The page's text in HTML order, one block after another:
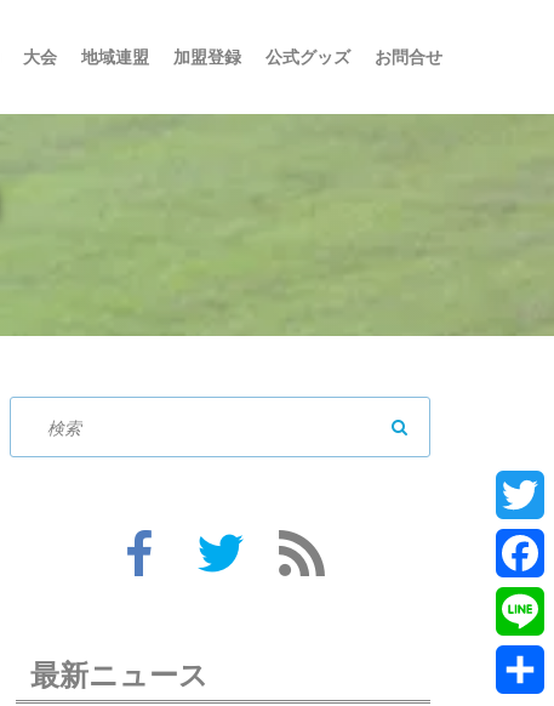
大会 地域連盟 加盟登録 公式グッズ お問合せ
最新ニュース Line